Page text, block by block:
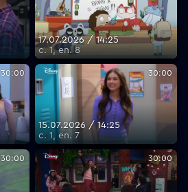
17.07.2026 / 14:25
с. 1, еп. 8
30:00 30:00
15.07.2026 / 14:25
с. 1, еп. 7
30:00 30:00